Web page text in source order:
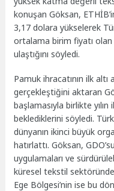
konuşan Göksan,
3,17 dolara yükselerek
ortalama birim fiyatı olan
ulaştığını söyledi.
Pamuk ihracatının ilk
gerçekleştiğini aktaran
başlamasıyla birlikte
beklediklerini söyledi.
dünyanın ikinci büyük
hatırlattı. Göksan,
uygulamaları ve
küresel tekstil
Ege Bölgesi’nin ise bu